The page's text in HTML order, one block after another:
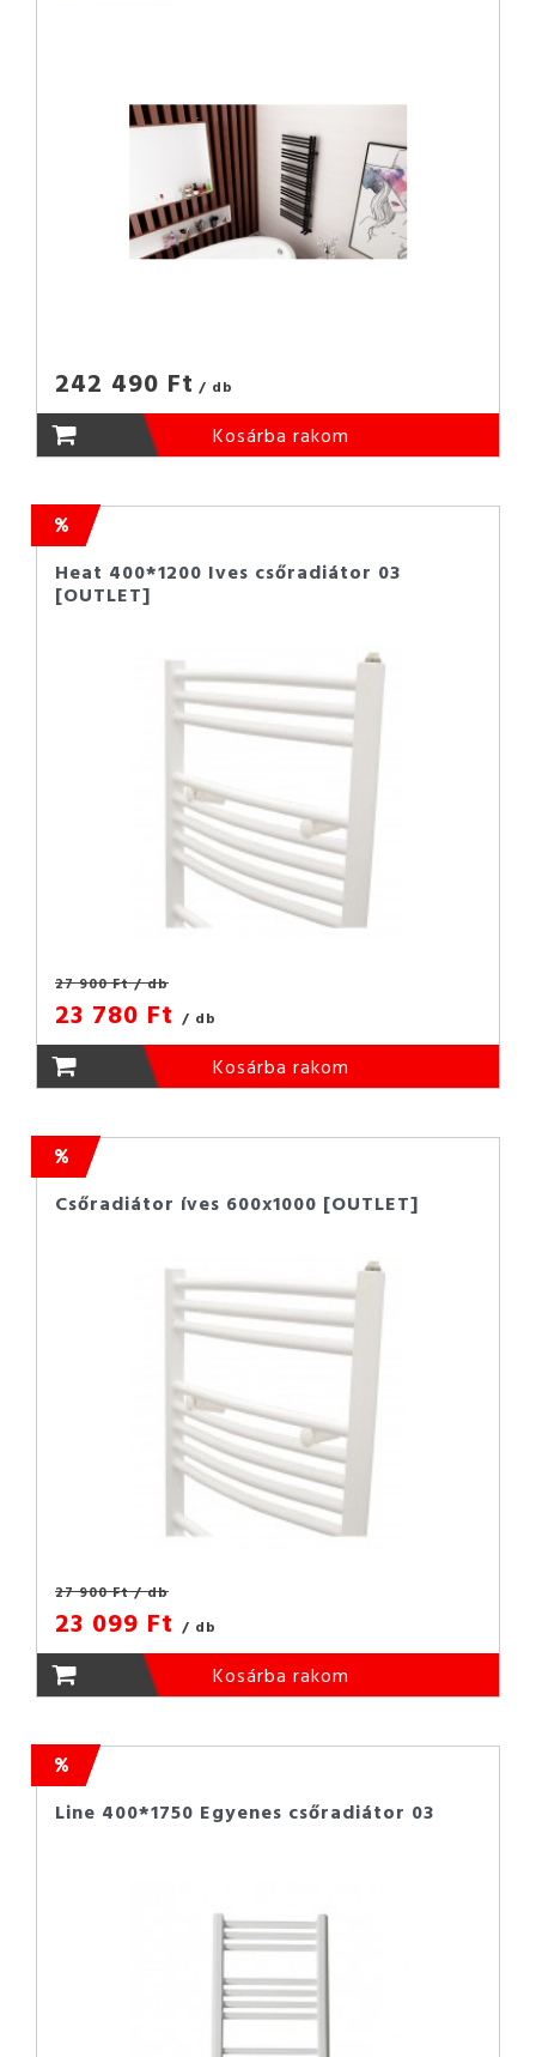
242 490 Ft / db
Kosárba rakom
Heat 400*1200 Ives csőradiátor 03
[OUTLET]
27 900 Ft/ db
23 780 Ft / db
Kosárba rakom
Csőradiátor íves 600x1000 [OUTLET]
27 900 Ft/ db
23 099 Ft / db
Kosárba rakom
Line 400*1750 Egyenes csőradiátor 03